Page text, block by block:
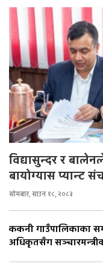
विद्यासुन्दर र
बायोग्यास प्यान्ट
सोमबार, साउन १८, २०८३
ककनी गाउँपालिकाका
अधिकृतसँग